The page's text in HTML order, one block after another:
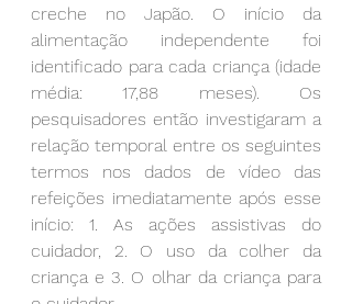
creche no Japão. O início da
alimentação independente foi
identificado para cada criança (idade
média: 17,88 meses). Os
pesquisadores então investigaram a
relação temporal entre os seguintes
termos nos dados de vídeo das
refeições imediatamente após esse
início: 1. As ações assistivas do
cuidador, 2. O uso da colher da
criança e 3. O olhar da criança para